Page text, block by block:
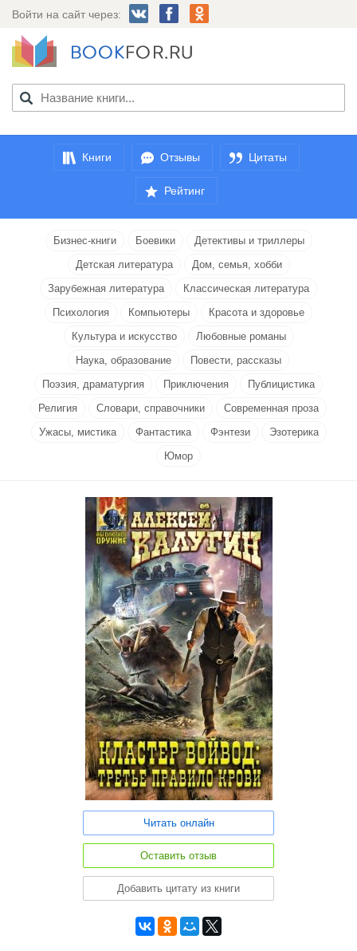
Войти на сайт через:
Книги Отзывы Цитаты
Рейтинг
Бизнес-книги Боевики
Детективы и триллеры
Детская литература
Дом, семья, хобби
Зарубежная литература
Классическая литература
Психология
Компьютеры
Красота и здоровье
Культура и искусство
Любовные романы
Наука, образование
Повести, рассказы
Поэзия, драматургия
Приключения
Публицистика
Религия
Словари, справочники
Современная проза
Ужасы, мистика
Фантастика Фэнтези
Эзотерика
Юмор
Читать онлайн
Оставить отзыв
Добавить цитату из книги